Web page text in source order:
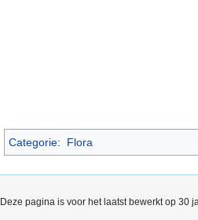
Categorie: Flora
Deze pagina is voor het laatst bewerkt op 30